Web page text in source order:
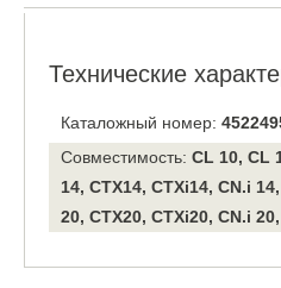
Технические
Каталожный номер:
Совместимость: CL 10, CL
14, CTX14, CTXi14, CN.i
20, CTX20, CTXi20, CN.i